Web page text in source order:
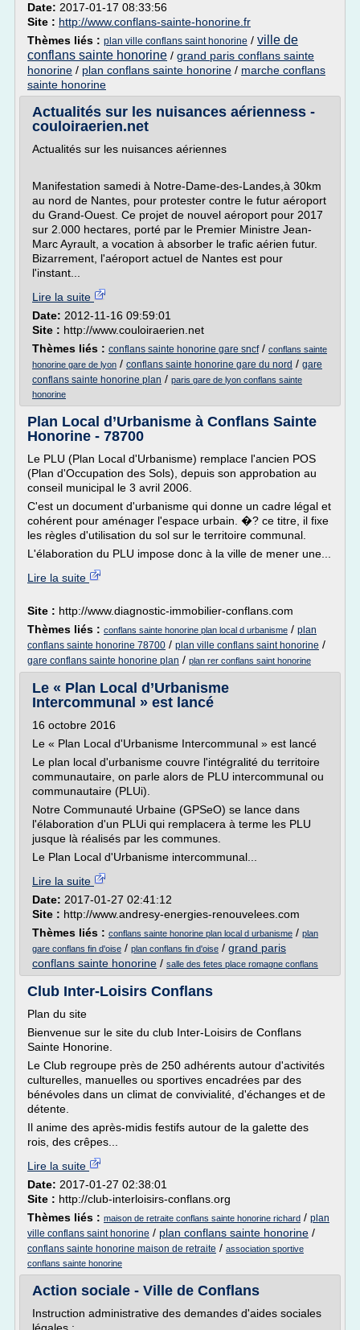
Date: 2017-01-17 08:33:56
Site : http://www.conflans-sainte-honorine.fr
Thèmes liés : plan ville conflans saint honorine / ville de
conflans sainte honorine / grand paris conflans sainte
honorine / plan conflans sainte honorine / marche conflans
sainte honorine
Actualités sur les nuisances aérienness -
couloiraerien.net
Actualités sur les nuisances aériennes
Manifestation samedi à Notre-Dame-des-Landes,à 30km
au nord de Nantes, pour protester contre le futur aéroport
du Grand-Ouest. Ce projet de nouvel aéroport pour 2017
sur 2.000 hectares, porté par le Premier Ministre Jean-
Marc Ayrault, a vocation à absorber le trafic aérien futur.
Bizarrement, l'aéroport actuel de Nantes est pour
l'instant...
Lire la suite
Date: 2012-11-16 09:59:01
Site : http://www.couloiraerien.net
Thèmes liés : conflans sainte honorine gare sncf/ conflans sainte
honorine gare de lyon / conflans sainte honorine gare du nord / gare
conflans sainte honorine plan / paris gare de lyon conflans sainte
honorine
Plan Local d’Urbanisme à Conflans Sainte
Honorine - 78700
Le PLU (Plan Local d'Urbanisme) remplace l'ancien POS
(Plan d'Occupation des Sols), depuis son approbation au
conseil municipal le 3 avril 2006.
C'est un document d'urbanisme qui donne un cadre légal et
cohérent pour aménager l'espace urbain. �? ce titre, il fixe
les règles d'utilisation du sol sur le territoire communal.
L'élaboration du PLU impose donc à la ville de mener une...
Lire la suite
Site : http://www.diagnostic-immobilier-conflans.com
Thèmes liés : conflans sainte honorine plan local d urbanisme / plan
conflans sainte honorine 78700 / plan ville conflans saint honorine /
gare conflans sainte honorine plan / plan rer conflans saint honorine
Le « Plan Local d’Urbanisme
Intercommunal » est lancé
16 octobre 2016
Le « Plan Local d'Urbanisme Intercommunal » est lancé
Le plan local d'urbanisme couvre l'intégralité du territoire
communautaire, on parle alors de PLU intercommunal ou
communautaire (PLUi).
Notre Communauté Urbaine (GPSeO) se lance dans
l'élaboration d'un PLUi qui remplacera à terme les PLU
jusque là réalisés par les communes.
Le Plan Local d'Urbanisme intercommunal...
Lire la suite
Date: 2017-01-27 02:41:12
Site : http://www.andresy-energies-renouvelees.com
Thèmes liés : conflans sainte honorine plan local d urbanisme / plan
gare conflans fin d'oise / plan conflans fin d'oise / grand paris
conflans sainte honorine / salle des fetes place romagne conflans
Club Inter-Loisirs Conflans
Plan du site
Bienvenue sur le site du club Inter-Loisirs de Conflans
Sainte Honorine.
Le Club regroupe près de 250 adhérents autour d'activités
culturelles, manuelles ou sportives encadrées par des
bénévoles dans un climat de convivialité, d'échanges et de
détente.
Il anime des après-midis festifs autour de la galette des
rois, des crêpes...
Lire la suite
Date: 2017-01-27 02:38:01
Site : http://club-interloisirs-conflans.org
Thèmes liés : maison de retraite conflans sainte honorine richard / plan
ville conflans saint honorine / plan conflans sainte honorine /
conflans sainte honorine maison de retraite / association sportive
conflans sainte honorine
Action sociale - Ville de Conflans
Instruction administrative des demandes d'aides sociales